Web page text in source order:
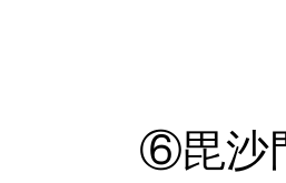
⑥毘沙門